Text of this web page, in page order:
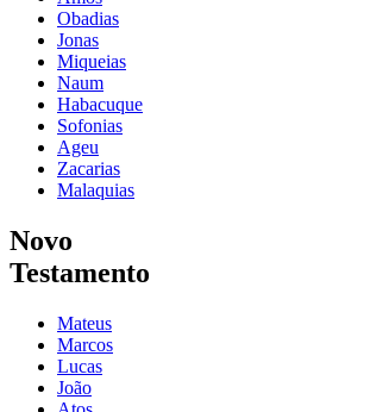
Obadias
Jonas
Miqueias
Naum
Habacuque
Sofonias
Ageu
Zacarias
Malaquias
Novo
Testamento
Mateus
Marcos
Lucas
João